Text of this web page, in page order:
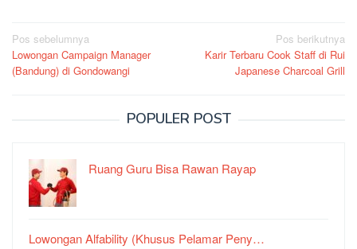
Navigasi
pos
Pos sebelumnya
Lowongan Campaign Manager
(Bandung) di Gondowangi
Pos berikutnya
Karir Terbaru Cook Staff di Rui
Japanese Charcoal Grill
POPULER POST
Ruang Guru Bisa Rawan Rayap
Lowongan Alfability (Khusus Pelamar Peny…